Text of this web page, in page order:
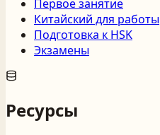
Первое занятие
Китайский для работы
Подготовка к HSK
Экзамены
Ресурсы